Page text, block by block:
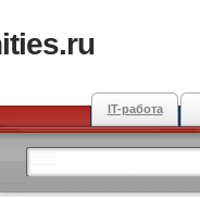
IT-работа